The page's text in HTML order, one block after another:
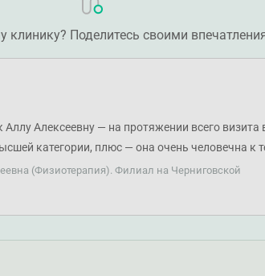
клинику? Поделитесь своими
Алексеевну — на протяжении всего
категории, плюс — она очень человечна к
(Физиотерапия). Филиал на Черниговской